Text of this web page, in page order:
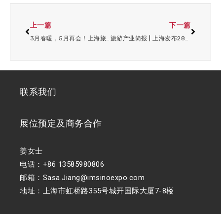
上一篇 下一篇
联系我们
展位预定及商务合作
姜女士
电话：+86 13585980806
邮箱：Sasa.Jiang@imsinoexpo.com
地址：上海市虹桥路355号城开国际大厦7-8楼